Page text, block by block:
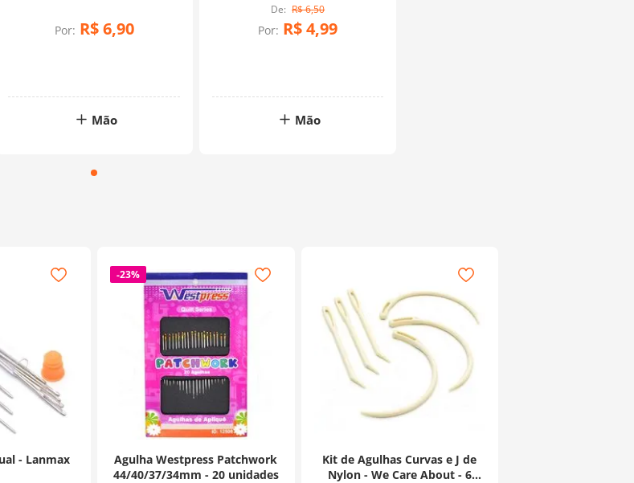
Por: R$ 6,90
Mão
R$6,50
Por: R$4,99
Mão
- Lanmax
-23%
Agulha Westpress Patchwork
44/40/37/34mm - 20 unidades
Kit de Agulhas Curvas e J de
Nylon - We Care About - 6